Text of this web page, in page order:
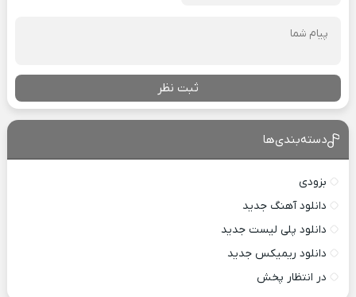
ثبت نظر
دسته‌بندی‌ها
بزودی
دانلود آهنگ جدید
دانلود پلی لیست جدید
دانلود ریمیکس جدید
در انتظار پخش